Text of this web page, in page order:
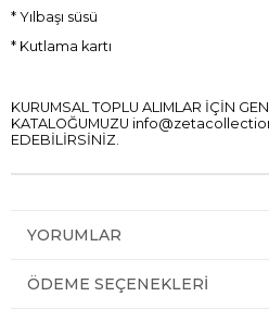
* Yılbaşı süsü
* Kutlama kartı
KURUMSAL TOPLU ALIMLAR İÇİN
KATALOĞUMUZU
EDEBİLİRSİNİZ.
YORUMLAR
ÖDEME SEÇENEKLERI